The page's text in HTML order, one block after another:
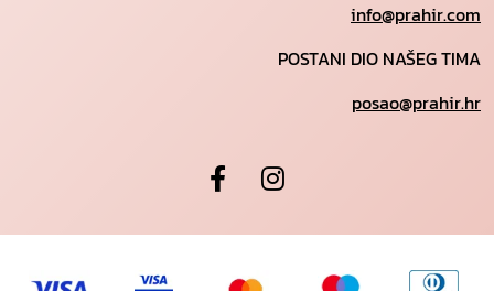
info@prahir.com
POSTANI DIO NAŠEG TIMA
posao@prahir.hr